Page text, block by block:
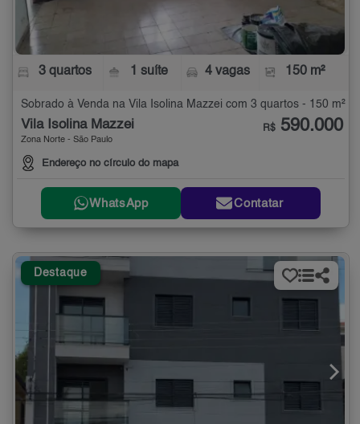
3 quartos 1 suíte 4 vagas 150 m²
Sobrado à Venda na Vila Isolina Mazzei com 3 quartos - 150 m²
Vila Isolina Mazzei
Zona Norte - São Paulo
Endereço no círculo do mapa
R$ 590.000
WhatsApp Contatar
Destaque